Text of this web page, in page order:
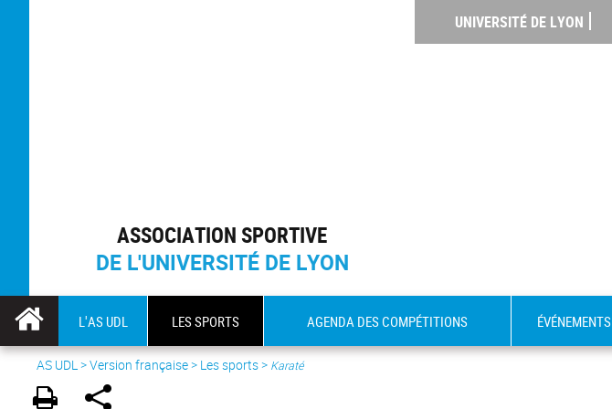
ASSOCIATION SPORTIVE
DE L'UNIVERSITÉ DE LYON
UNIVERSITÉ DE LYON
L'AS UDL LES SPORTS AGENDA DES COMPÉTITIONS ÉVÉNEMENTS
AS UDL>Version française> Les sports > Karaté